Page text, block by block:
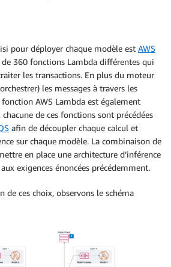
pour déployer chaque modèle est AWS
de 360 fonctions Lambda différentes qui
les transactions. En plus du moteur
les messages à travers les
AWS Lambda est également
de ces fonctions sont précédées
afin de découpler chaque calcul et
sur chaque modèle. La combinaison de
en place une architecture d’inférence
exigences énoncées précédemment.
de ces choix, observons le schéma